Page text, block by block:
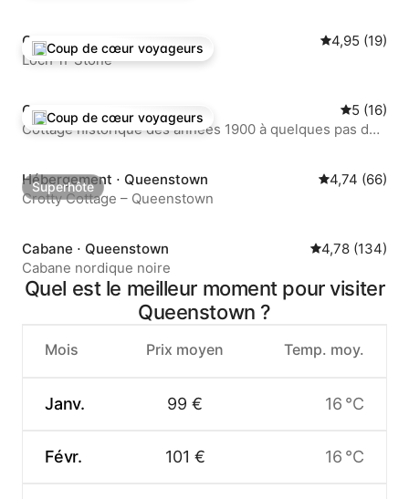
Coups de cœur voyageurs les plus appréciés
Coup de cœur voyageurs
Cottage ⋅ Strahan Évaluation
4,95 (19)
Loch 'n' Stone
Coups de cœur voyageurs les plus appréciés
Coup de cœur voyageurs
Cottage ⋅ Queenstown
5 (16)
Cottage historique des années 1900 à quelques pas du
Superhôte
Superhôte
Hébergement ⋅ Queenstown Évaluation
4,74 (66)
Crotty Cottage – Queenstown
Cabane ⋅ Queenstown Évaluation
4,78 (134)
Cabane nordique noire
Quel est le meilleur moment pour visiter
Queenstown ?
Mois
Janv.
Févr.
Prix moyen
99 €
101 €
Temp. moy.
16 °C
16 °C